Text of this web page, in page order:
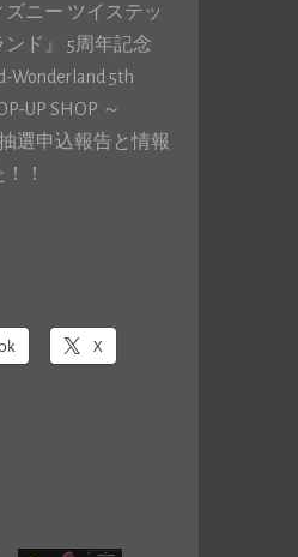
ニー ツイステッ
ンド』 5周年記念
Wonderland 5th
UP SHOP ～
選申込報告と情報
！
X